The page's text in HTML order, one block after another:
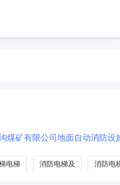
煤矿有限公司地面自动消防设
电梯 消防电梯及 消防电